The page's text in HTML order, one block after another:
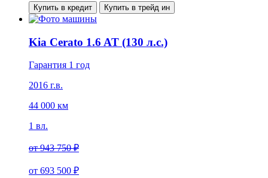
Купить в кредит Купить в трейд ин
Kia Cerato 1.6 AT (130 л.с.)
Гарантия 1 год
2016 г.в.
44 000 км
1 вл.
от943 750 ₽
от 693 500 ₽